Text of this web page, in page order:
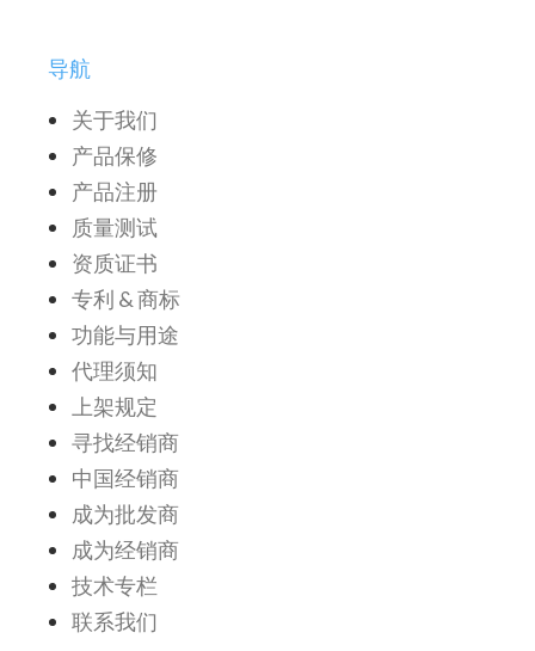
导航
关于我们
产品保修
产品注册
质量测试
资质证书
专利 & 商标
功能与用途
代理须知
上架规定
寻找经销商
中国经销商
成为批发商
成为经销商
技术专栏
联系我们